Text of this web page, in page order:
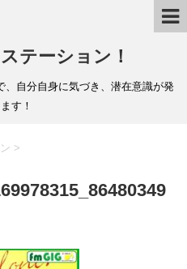
テーション！
自分自身に気づき、潜在意識が発
す！
>